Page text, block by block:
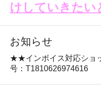
けしていきたい
お知らせ
★★インボイス対応ショ
号：T1810626974616